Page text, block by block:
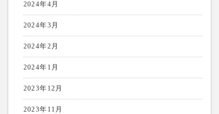
2024年4月
2024年3月
2024年2月
2024年1月
2023年12月
2023年11月